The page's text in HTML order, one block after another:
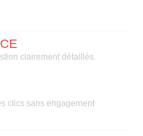
clairement détaillés.
clics sans engagement